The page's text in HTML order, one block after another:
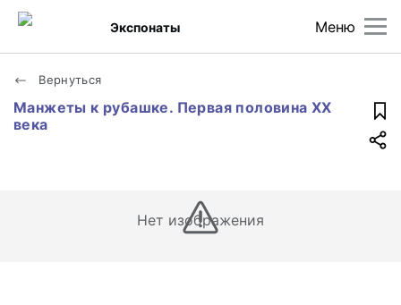
Меню
Экспонаты
Вернуться
Манжеты к рубашке. Первая половина XX
века
Нет изображения